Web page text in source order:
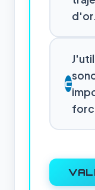
d'or.
C